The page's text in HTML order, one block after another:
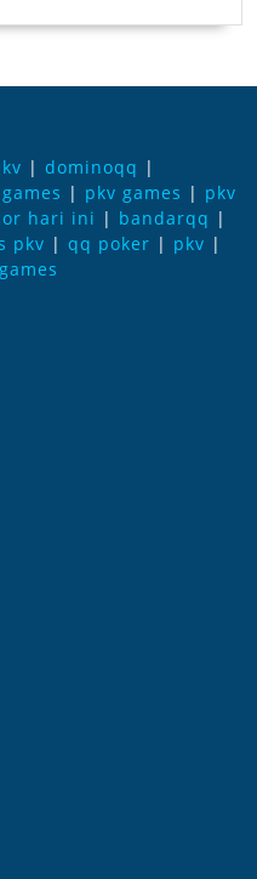
| dominoqq |
| pkv games | pkv
hari ini | bandarqq |
pkv | qq poker | pkv |